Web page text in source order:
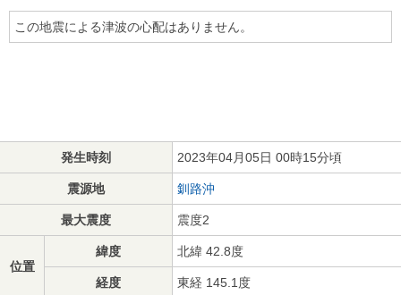
この地震による津波の心配はありません。
発生時刻 2023年04月05日 00時15分頃
震源地 釧路沖
最大震度 震度2
位置
緯度 北緯 42.8度
経度 東経 145.1度